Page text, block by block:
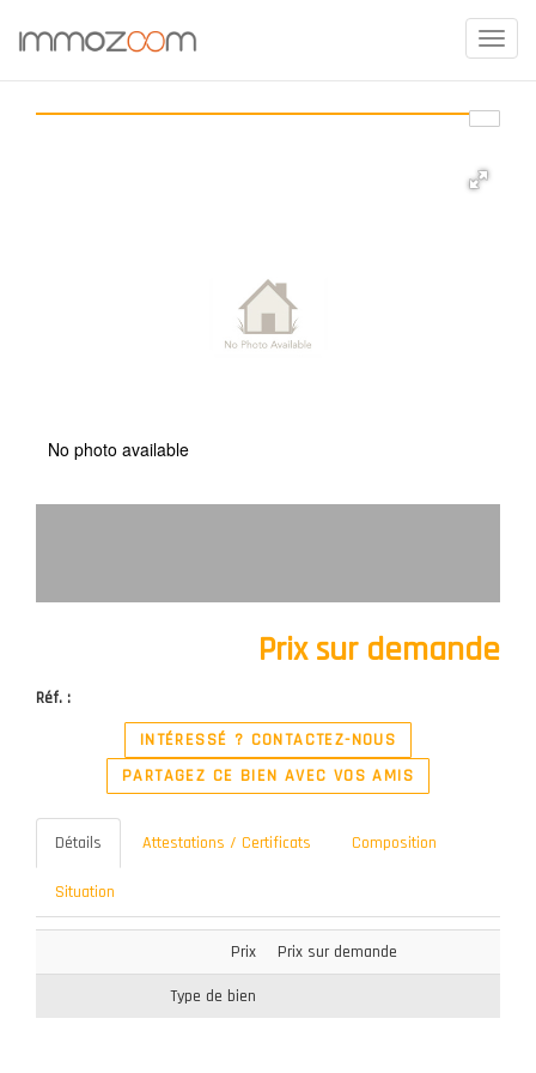
Toggle
No photo available
Prix sur demande
Réf. :
INTÉRESSÉ ? CONTACTEZ-NOUS
PARTAGEZ CE BIEN AVEC VOS AMIS
Détails Attestations / Certificats Composition
Situation
Prix Prix sur demande
Type de bien